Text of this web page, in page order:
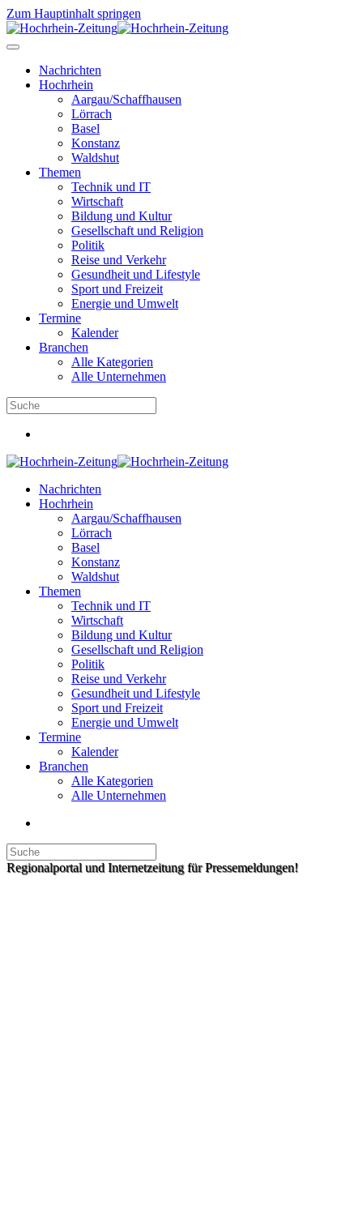
Zum Hauptinhalt springen
Nachrichten
Hochrhein
Aargau/Schaffhausen
Lörrach
Basel
Konstanz
Waldshut
Themen
Technik und IT
Wirtschaft
Bildung und Kultur
Gesellschaft und Religion
Politik
Reise und Verkehr
Gesundheit und Lifestyle
Sport und Freizeit
Energie und Umwelt
Termine
Kalender
Branchen
Alle Kategorien
Alle Unternehmen
Nachrichten
Hochrhein
Aargau/Schaffhausen
Lörrach
Basel
Konstanz
Waldshut
Themen
Technik und IT
Wirtschaft
Bildung und Kultur
Gesellschaft und Religion
Politik
Reise und Verkehr
Gesundheit und Lifestyle
Sport und Freizeit
Energie und Umwelt
Termine
Kalender
Branchen
Alle Kategorien
Alle Unternehmen
Regionalportal und Internetzeitung für Pressemeldungen!